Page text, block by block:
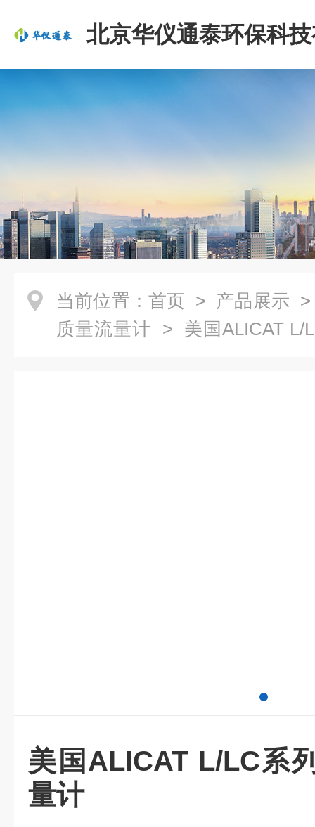
北京华仪通泰环保科
司
当前位置： 首页 > 产品展示
质量流量计 > 美国ALICAT L/
美国ALICAT L/LC系
量计